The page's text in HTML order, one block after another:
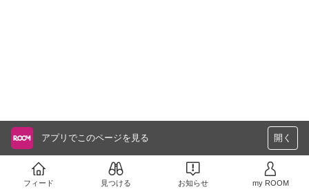
アプリでこのページを見る 開く
フィード 見つける お知らせ my ROOM